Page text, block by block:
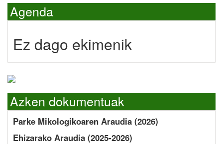
Agenda
Ez dago ekimenik
Azken dokumentuak
Parke Mikologikoaren Araudia (2026)
Ehizarako Araudia (2025-2026)